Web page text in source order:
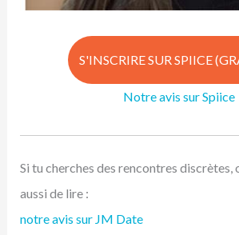
S'INSCRIRE SUR SPIICE
Notre avis sur Spiice
Si tu cherches des rencontres discrètes,
aussi de lire :
notre avis sur JM Date